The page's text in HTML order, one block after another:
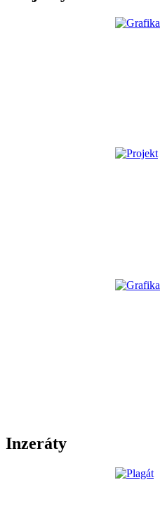
Inzeráty